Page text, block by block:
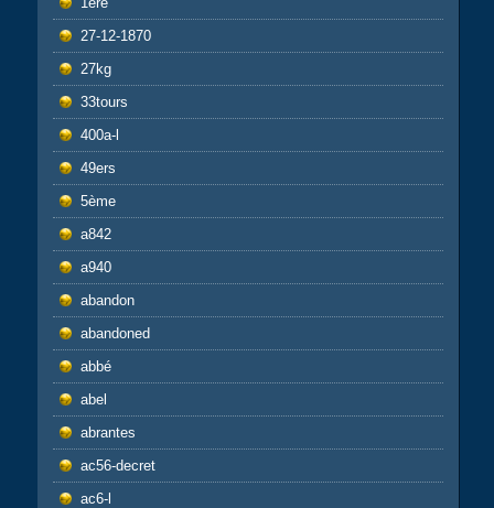
27-12-1870
27kg
33tours
400a-l
49ers
5ème
a842
a940
abandon
abandoned
abbé
abel
abrantes
ac56-decret
ac6-l